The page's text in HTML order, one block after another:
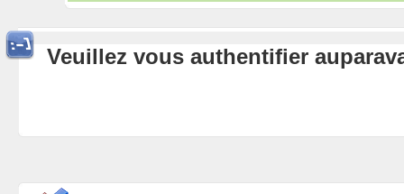
Veuillez vous authentifier